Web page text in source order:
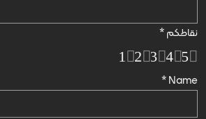
Name
*
نقاطكم*
5
4
3
2
1